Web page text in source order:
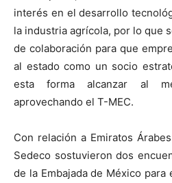
interés en el desarrollo
la industria agrícola, por lo que
de colaboración para que
al estado como un socio
esta forma alcanzar al
aprovechando el T-MEC.
Con relación a Emiratos
Sedeco sostuvieron dos
de la Embajada de México